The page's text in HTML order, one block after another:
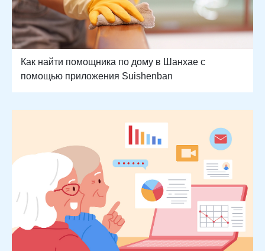
Как найти помощника по дому в Шанхае с
помощью приложения Suishenban